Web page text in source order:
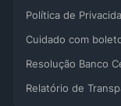
Política de
Cuidado com
Resolução Banco
Relatório de